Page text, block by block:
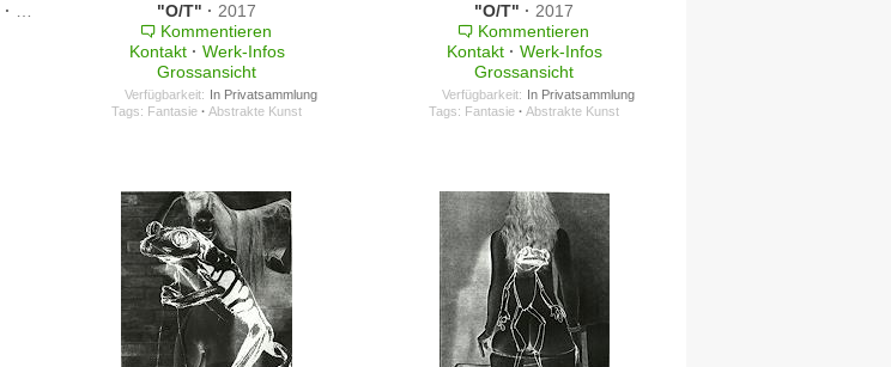
· "O/T" · 2017
Kommentieren
Kontakt · Werk-Infos
Grossansicht
Verfügbarkeit: In Privatsammlung
Tags: Fantasie · Abstrakte Kunst
"O/T" · 2017
Kommentieren
Kontakt · Werk-Infos
Grossansicht
Verfügbarkeit: In Privatsammlung
Tags: Fantasie · Abstrakte Kunst